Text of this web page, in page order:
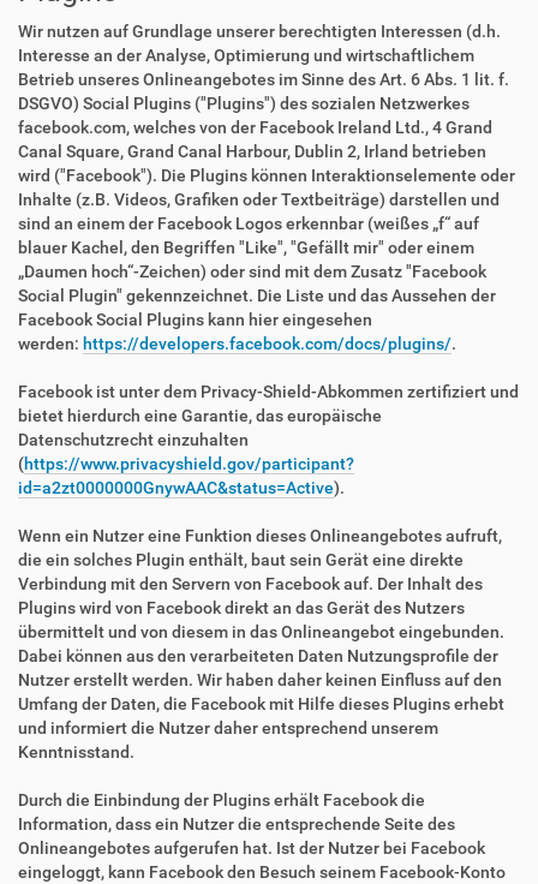
Wir nutzen auf Grundlage unserer berechtigten Interessen (d.h.
Interesse an der Analyse, Optimierung und wirtschaftlichem
Betrieb unseres Onlineangebotes im Sinne des Art. 6 Abs. 1 lit. f.
DSGVO) Social Plugins ("Plugins") des sozialen Netzwerkes
facebook.com, welches von der Facebook Ireland Ltd., 4 Grand
Canal Square, Grand Canal Harbour, Dublin 2, Irland betrieben
wird ("Facebook"). Die Plugins können Interaktionselemente oder
Inhalte (z.B. Videos, Grafiken oder Textbeiträge) darstellen und
sind an einem der Facebook Logos erkennbar (weißes „f“ auf
blauer Kachel, den Begriffen "Like", "Gefällt mir" oder einem
„Daumen hoch“-Zeichen) oder sind mit dem Zusatz "Facebook
Social Plugin" gekennzeichnet. Die Liste und das Aussehen der
Facebook Social Plugins kann hier eingesehen
werden: https://developers.facebook.com/docs/plugins/.
Facebook ist unter dem Privacy-Shield-Abkommen zertifiziert und
bietet hierdurch eine Garantie, das europäische
Datenschutzrecht einzuhalten
(https://www.privacyshield.gov/participant?
id=a2zt0000000GnywAAC&status=Active).
Wenn ein Nutzer eine Funktion dieses Onlineangebotes aufruft,
die ein solches Plugin enthält, baut sein Gerät eine direkte
Verbindung mit den Servern von Facebook auf. Der Inhalt des
Plugins wird von Facebook direkt an das Gerät des Nutzers
übermittelt und von diesem in das Onlineangebot eingebunden.
Dabei können aus den verarbeiteten Daten Nutzungsprofile der
Nutzer erstellt werden. Wir haben daher keinen Einfluss auf den
Umfang der Daten, die Facebook mit Hilfe dieses Plugins erhebt
und informiert die Nutzer daher entsprechend unserem
Kenntnisstand.
Durch die Einbindung der Plugins erhält Facebook die
Information, dass ein Nutzer die entsprechende Seite des
Onlineangebotes aufgerufen hat. Ist der Nutzer bei Facebook
eingeloggt, kann Facebook den Besuch seinem Facebook-Konto